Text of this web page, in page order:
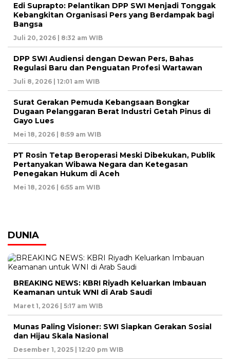
Edi Suprapto: Pelantikan DPP SWI Menjadi Tonggak
Kebangkitan Organisasi Pers yang Berdampak bagi
Bangsa
Juli 20, 2026 | 8:32 am WIB
DPP SWI Audiensi dengan Dewan Pers, Bahas
Regulasi Baru dan Penguatan Profesi Wartawan
Juli 8, 2026 | 12:01 am WIB
Surat Gerakan Pemuda Kebangsaan Bongkar
Dugaan Pelanggaran Berat Industri Getah Pinus di
Gayo Lues
Mei 18, 2026 | 8:59 am WIB
PT Rosin Tetap Beroperasi Meski Dibekukan, Publik
Pertanyakan Wibawa Negara dan Ketegasan
Penegakan Hukum di Aceh
Mei 18, 2026 | 6:55 am WIB
DUNIA
BREAKING NEWS: KBRI Riyadh Keluarkan Imbauan
Keamanan untuk WNI di Arab Saudi
Maret 1, 2026 | 5:17 am WIB
Munas Paling Visioner: SWI Siapkan Gerakan Sosial
dan Hijau Skala Nasional
Desember 1, 2025 | 12:20 pm WIB